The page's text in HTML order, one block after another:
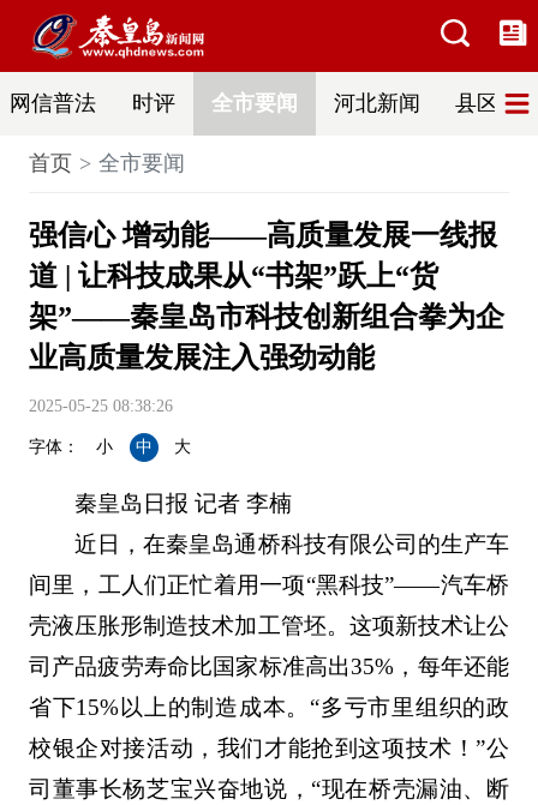
网信普法 时评 全市要闻 河北新闻 县区热
首页 全市要闻
强信心 增动能——高质量发展一线报
道 | 让科技成果从“书架”跃上“货
架”——秦皇岛市科技创新组合拳为企
业高质量发展注入强劲动能
2025-05-25 08:38:26
字体： 小 中 大
秦皇岛日报 记者 李楠
近日，在秦皇岛通桥科技有限公司的生产车
间里，工人们正忙着用一项“黑科技”——汽车桥
壳液压胀形制造技术加工管坯。这项新技术让公
司产品疲劳寿命比国家标准高出35%，每年还能
省下15%以上的制造成本。“多亏市里组织的政
校银企对接活动，我们才能抢到这项技术！”公
司董事长杨芝宝兴奋地说，“现在桥壳漏油、断